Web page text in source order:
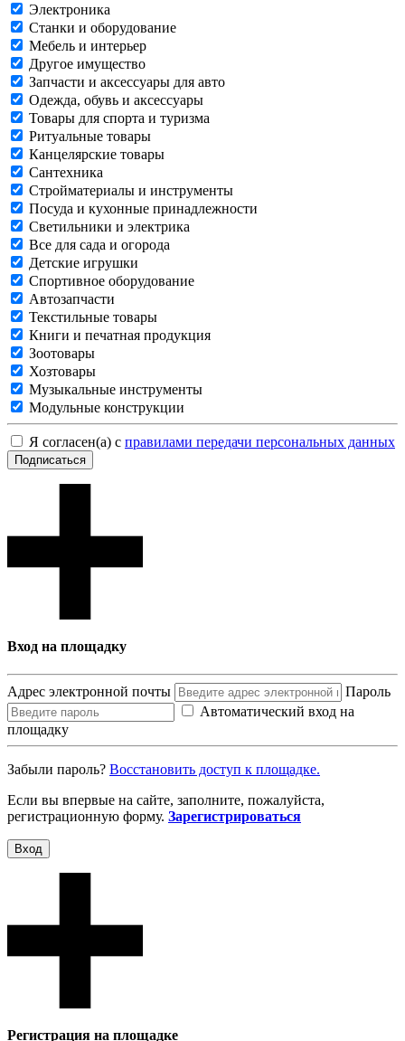
Электроника
Станки и оборудование
Мебель и интерьер
Другое имущество
Запчасти и аксессуары для авто
Одежда, обувь и аксессуары
Товары для спорта и туризма
Ритуальные товары
Канцелярские товары
Сантехника
Стройматериалы и инструменты
Посуда и кухонные принадлежности
Светильники и электрика
Все для сада и огорода
Детские игрушки
Спортивное оборудование
Автозапчасти
Текстильные товары
Книги и печатная продукция
Зоотовары
Хозтовары
Музыкальные инструменты
Модульные конструкции
Я согласен(а) с правилами передачи персональных данных
Подписаться
Вход на площадку
Адрес электронной почты
Пароль
Автоматический вход на
площадку
Забыли пароль? Восcтановить доступ к площадке.
Если вы впервые на сайте, заполните, пожалуйста,
регистрационную форму. Зарегистрироваться
Вход
Регистрация на площадке